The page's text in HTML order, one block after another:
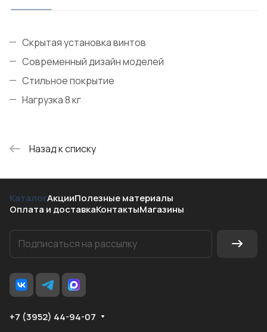
Скрытая установка винтов
Современный дизайн моделей
Стильное покрытие
Нагрузка 8 кг
Назад к списку
КаталогАкцииПолезные материалы
Оплата и доставкаКонтактыМагазины
+7 (3952) 44-94-07